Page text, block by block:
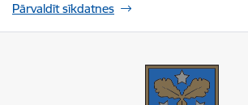
Pārvaldīt sīkdatnes